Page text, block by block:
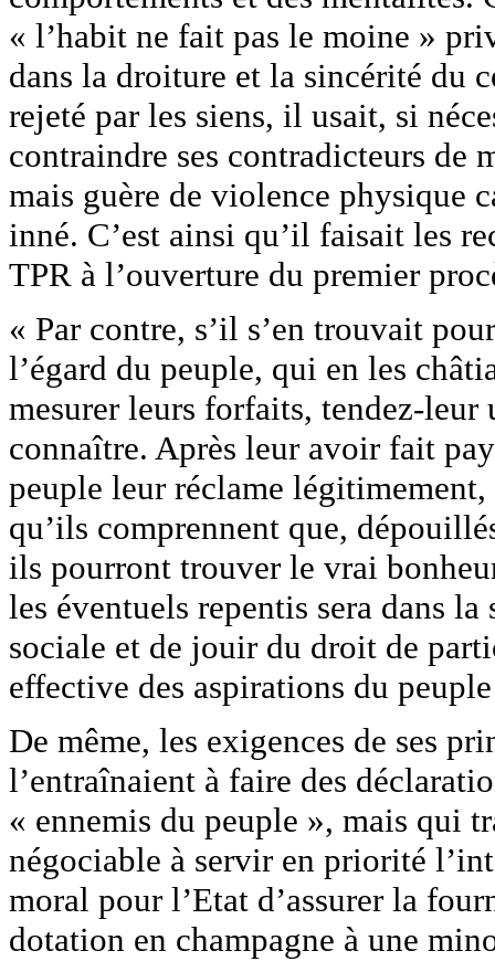
« l’habit ne fait pas le moine »
dans la droiture et la sincérité du
rejeté par les siens, il usait, si
contraindre ses contradicteurs de
mais guère de violence physique
inné. C’est ainsi qu’il faisait les
TPR à l’ouverture du premier
« Par contre, s’il s’en trouvait
l’égard du peuple, qui en les
mesurer leurs forfaits, tendez-leur
connaître. Après leur avoir fait
peuple leur réclame
qu’ils comprennent que,
ils pourront trouver le vrai
les éventuels repentis sera dans
sociale et de jouir du droit de
effective des aspirations du
De même, les exigences de ses
l’entraînaient à faire des
« ennemis du peuple », mais qui
négociable à servir en priorité
moral pour l’Etat d’assurer la
dotation en champagne à une